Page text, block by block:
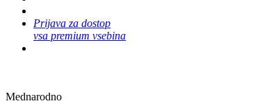
Prijava za dostop
vsa premium vsebina
Mednarodno